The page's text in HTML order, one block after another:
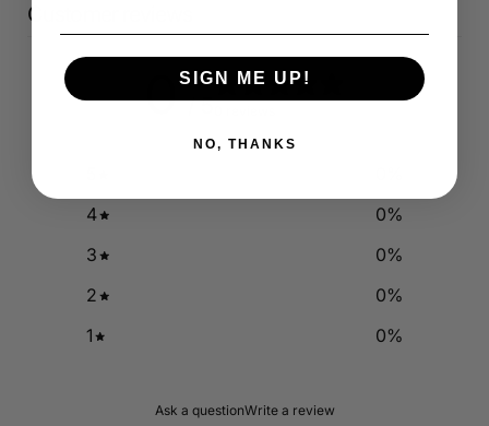
Customer reviews
0 / 5
4
0%
3
0%
2
0%
1
0%
Ask a questionWrite a review
SIGN ME UP!
NO, THANKS